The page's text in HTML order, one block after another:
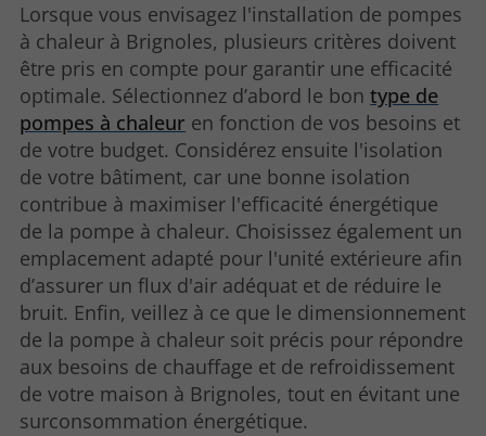
Lorsque vous envisagez l'installation de pompes
à chaleur à Brignoles, plusieurs critères doivent
être pris en compte pour garantir une efficacité
optimale. Sélectionnez d’abord le bontype de
pompes à chaleur en fonction de vos besoins et
de votre budget. Considérez ensuite l'isolation
de votre bâtiment, car une bonne isolation
contribue à maximiser l'efficacité énergétique
de la pompe à chaleur. Choisissez également un
emplacement adapté pour l'unité extérieure afin
d’assurer un flux d'air adéquat et de réduire le
bruit. Enfin, veillez à ce que le dimensionnement
de la pompe à chaleur soit précis pour répondre
aux besoins de chauffage et de refroidissement
de votre maison à Brignoles, tout en évitant une
surconsommation énergétique.